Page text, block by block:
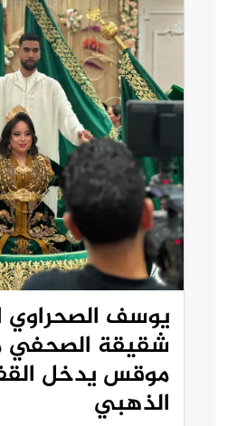
يوسف الصحراوي
شقيقة الصحفي
موقس يدخل
الذهبي